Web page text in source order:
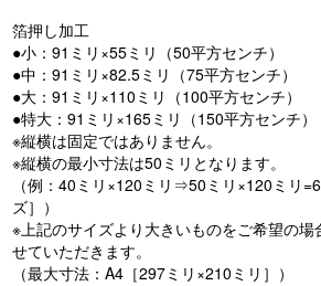
箔押し加工
●小：91ミリ×55ミリ（50平方センチ）
●中：91ミリ×82.5ミリ（75平方センチ）
●大：91ミリ×110ミリ（100平方センチ）
●特大：91ミリ×165ミリ（150平方センチ）
※縦横は固定ではありません。
※縦横の最小寸法は50ミリとなります。
（例：40ミリ×120ミリ⇒50ミリ×120ミリ
ズ］）
※上記のサイズより大きいものをご希望の場
せていただきます。
（最大寸法：A4［297ミリ×210ミリ］）